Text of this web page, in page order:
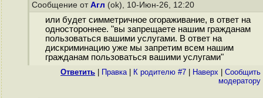
Сообщение от Агл (ok), 10-Июн-26, 12:20
или будет симметричное огораживание, в ответ на
одностороннее. "вы запрещаете нашим гражданам
пользоваться вашими услугами. В ответ на
дискриминацию уже мы запретим всем нашим
гражданам пользоваться вашими услугами"
Ответить Правка| К родителю #7 Наверх
Cообщить
модератору